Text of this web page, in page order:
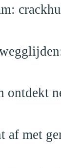
ontdekt
af met